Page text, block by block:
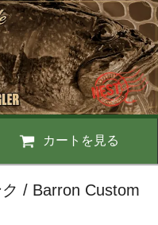
カートを見る
ク / Barron Custom